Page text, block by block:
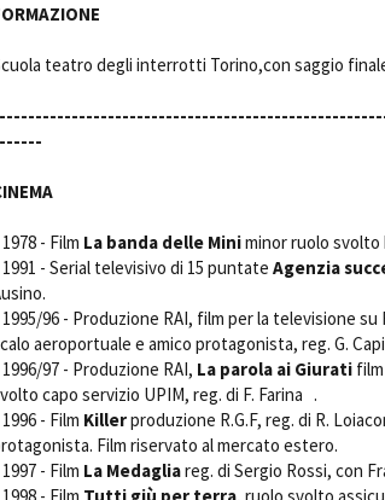
Ciak in TOur!
trasparente
teatro degli interrotti Torino,con saggio
- Film  La banda delle Miniminor ruolo
- Serial televisivo di 15 puntate  Agenzia
96 - Produzione RAI, film per la televisione su
aeroportuale e amico protagonista, reg. G.
97 - Produzione RAI,  La parola ai Giuratifilm
capo servizio UPIM, reg. di F. Farina .
- Film Killerproduzione R.G.F, reg. di R.
Film riservato al mercato estero.
- Film  La Medagliareg. di Sergio Rossi, con